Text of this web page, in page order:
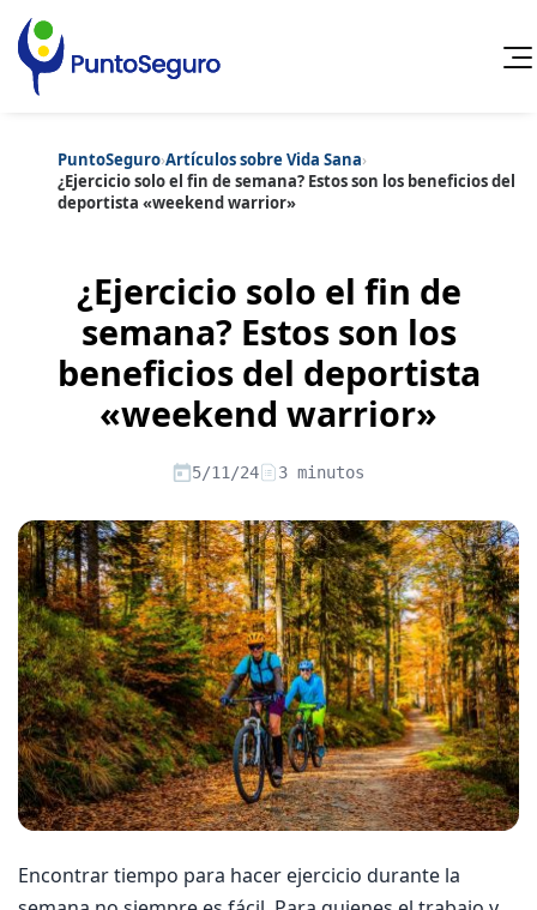
Cancelar
Artículos sobre Otros Seguros
Artículos sobre Seguros de Auto
Artículos sobre Seguros de Hogar
Artículos sobre Seguros de Salud Contenido extra
Artículos sobre Convenios Colectivos
Artículos sobre Educación Financiera
Artículos sobre Seguros de Decesos
Artículos sobre la Jubilación
PuntoSeguro›Artículos sobre Vida Sana›
¿Ejercicio solo el fin de semana? Estos son los beneficios del
deportista «weekend warrior»
¿Ejercicio solo el fin de
semana? Estos son los
beneficios del deportista
«weekend warrior»
5/11/24 3 minutos
Encontrar tiempo para hacer ejercicio durante la